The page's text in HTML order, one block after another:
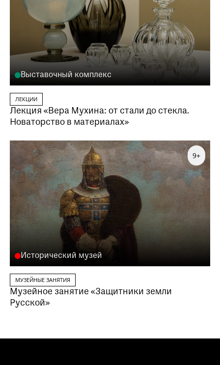
Выставочный комплекс
ЛЕКЦИИ
Лекция «Вера Мухина: от стали до стекла.
Новаторство в материалах»
Исторический музей
9+
МУЗЕЙНЫЕ ЗАНЯТИЯ
Музейное занятие «Защитники земли
Русской»